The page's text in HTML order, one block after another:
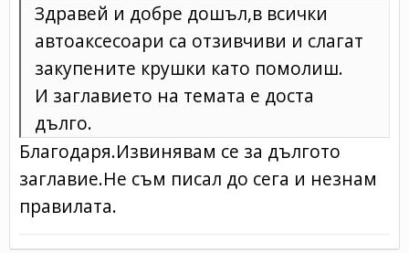
Здравей и добре дошъл,в всички
автоаксесоари са отзивчиви и слагат
закупените крушки като помолиш.
И заглавието на темата е доста
дълго.
Благодаря.Извинявам се за дългото
заглавие.Не съм писал до сега и незнам
правилата.